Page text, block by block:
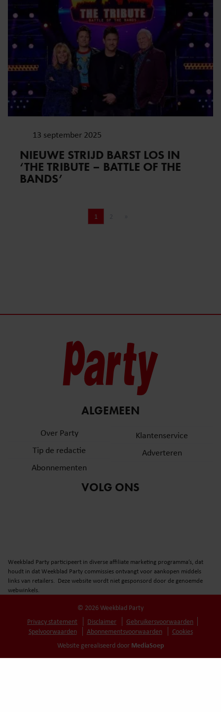
13 september 2025
NIEUWE STRIJD BARST LOS IN
‘THE TRIBUTE – BATTLE OF THE
BANDS’
Pagina
1
ALGEMEEN
Over Party
Tip de redactie
Abonnementen
Klantenservice
Adverteren
VOLG ONS
Weekblad Party participeert in diverse affiliate marketing programma’s, dat
houdt in dat Weekblad Party commissies ontvangt voor aankopen middels
links van retailers. Deze website wordt niet gesponsord door de genoemde
webwinkels.
© 2026 Weekblad Party
Privacy statement
Disclaimer
Gebruikersvoorwaarden
Spelvoorwaarden
Abonnementsvoorwaarden
Cookies
Website gerealiseerd door MediaSoep